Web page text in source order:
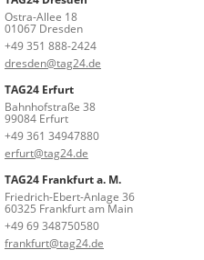
Ostra-Allee 18
01067 Dresden
+49 351 888-2424
dresden@tag24.de
TAG24 Erfurt
Bahnhofstraße 38
99084 Erfurt
+49 361 34947880
erfurt@tag24.de
TAG24 Frankfurt a. M.
Friedrich-Ebert-Anlage 36
60325 Frankfurt am Main
+49 69 348750580
frankfurt@tag24.de